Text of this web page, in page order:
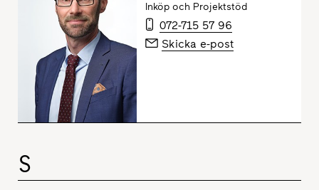
Inköp och Projektstöd
072-715 57 96
Skicka e-post
S